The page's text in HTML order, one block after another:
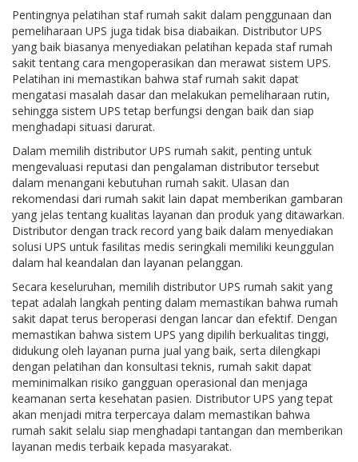
Pentingnya pelatihan staf rumah sakit dalam penggunaan dan
pemeliharaan UPS juga tidak bisa diabaikan. Distributor UPS
yang baik biasanya menyediakan pelatihan kepada staf rumah
sakit tentang cara mengoperasikan dan merawat sistem UPS.
Pelatihan ini memastikan bahwa staf rumah sakit dapat
mengatasi masalah dasar dan melakukan pemeliharaan rutin,
sehingga sistem UPS tetap berfungsi dengan baik dan siap
menghadapi situasi darurat.
Dalam memilih distributor UPS rumah sakit, penting untuk
mengevaluasi reputasi dan pengalaman distributor tersebut
dalam menangani kebutuhan rumah sakit. Ulasan dan
rekomendasi dari rumah sakit lain dapat memberikan gambaran
yang jelas tentang kualitas layanan dan produk yang ditawarkan.
Distributor dengan track record yang baik dalam menyediakan
solusi UPS untuk fasilitas medis seringkali memiliki keunggulan
dalam hal keandalan dan layanan pelanggan.
Secara keseluruhan, memilih distributor UPS rumah sakit yang
tepat adalah langkah penting dalam memastikan bahwa rumah
sakit dapat terus beroperasi dengan lancar dan efektif. Dengan
memastikan bahwa sistem UPS yang dipilih berkualitas tinggi,
didukung oleh layanan purna jual yang baik, serta dilengkapi
dengan pelatihan dan konsultasi teknis, rumah sakit dapat
meminimalkan risiko gangguan operasional dan menjaga
keamanan serta kesehatan pasien. Distributor UPS yang tepat
akan menjadi mitra terpercaya dalam memastikan bahwa
rumah sakit selalu siap menghadapi tantangan dan memberikan
layanan medis terbaik kepada masyarakat.